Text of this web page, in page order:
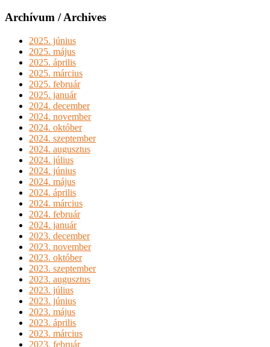
Archívum / Archives
2025. június
2025. május
2025. április
2025. március
2025. február
2025. január
2024. december
2024. november
2024. október
2024. szeptember
2024. augusztus
2024. július
2024. június
2024. május
2024. április
2024. március
2024. február
2024. január
2023. december
2023. november
2023. október
2023. szeptember
2023. augusztus
2023. július
2023. június
2023. május
2023. április
2023. március
2023. február